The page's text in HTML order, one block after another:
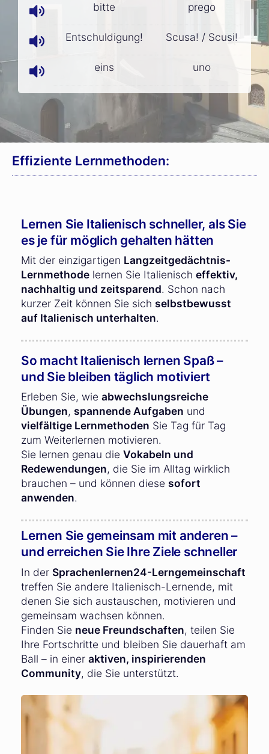
bitte prego
Entschuldigung! Scusa! / Scusi!
eins uno
Effiziente Lernmethoden:
Lernen Sie Italienisch schneller, als Sie
es je für möglich gehalten hätten
Mit der einzigartigen Langzeitgedächtnis-
Lernmethode lernen Sie Italienisch effektiv,
nachhaltig und zeitsparend. Schon nach
kurzer Zeit können Sie sich selbstbewusst
auf Italienisch unterhalten.
So macht Italienisch lernen Spaß –
und Sie bleiben täglich motiviert
Erleben Sie, wie abwechslungsreiche
Übungen, spannende Aufgaben und
vielfältige Lernmethoden Sie Tag für Tag
zum Weiterlernen motivieren.
Sie lernen genau die Vokabeln und
Redewendungen, die Sie im Alltag wirklich
brauchen – und können diese sofort
anwenden.
Lernen Sie gemeinsam mit anderen –
und erreichen Sie Ihre Ziele schneller
In der Sprachenlernen24-Lerngemeinschaft
treffen Sie andere Italienisch-Lernende, mit
denen Sie sich austauschen, motivieren und
gemeinsam wachsen können.
Finden Sie neue Freundschaften, teilen Sie
Ihre Fortschritte und bleiben Sie dauerhaft am
Ball – in einer aktiven, inspirierenden
Community, die Sie unterstützt.